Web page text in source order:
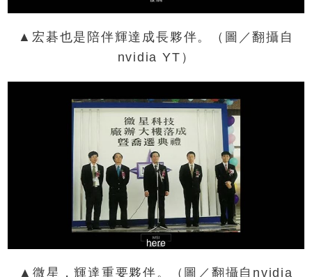
▲宏碁也是陪伴輝達成長夥伴。（圖／翻攝自
nvidia YT）
▲微星，輝達重要夥伴。（圖／翻攝自nvidia